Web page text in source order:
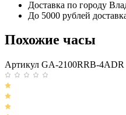
Доставка по городу
До 5000 рублей
Похожие часы
Артикул GA-2100RRB-4ADR